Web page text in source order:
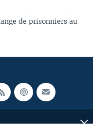
de prisonniers au